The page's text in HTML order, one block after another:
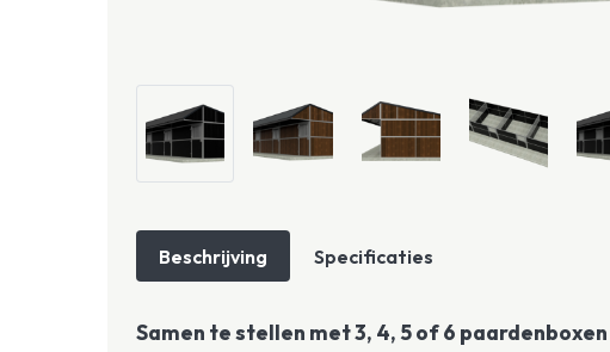
Beschrijving Specificaties
Samen te stellen met 3, 4, 5 of 6 paardenboxen